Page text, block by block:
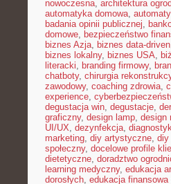
nowoczesna, architektura
automatyka domowa,
badania opinii publicznej,
domowe, bezpieczeństwo
biznes Azja, biznes data-driven
biznes lokalny, biznes USA,
literacki, branding firmowy,
chatboty, chirurgia
zawodowy, coaching zdrowia,
experience,
degustacja win, degustacje,
graficzny, design lamp, design
UI/UX, dezynfekcja,
marketing, diy artystyczne, diy
społeczny, docelowe profile
dietetyczne, doradztwo
learning medyczny, edukacja
dorosłych, edukacja finansowa